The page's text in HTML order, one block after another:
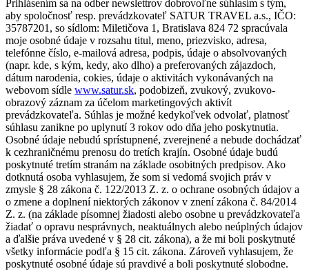
Prihlásením sa na odber newslettrov dobrovoľne súhlasím s tým,
aby spoločnosť resp. prevádzkovateľ SATUR TRAVEL a.s., IČO:
35787201, so sídlom: Miletičova 1, Bratislava 824 72 spracúvala
moje osobné údaje v rozsahu titul, meno, priezvisko, adresa,
telefónne číslo, e-mailová adresa, podpis, údaje o absolvovaných
(napr. kde, s kým, kedy, ako dlho) a preferovaných zájazdoch,
dátum narodenia, cokies, údaje o aktivitách vykonávaných na
webovom sídle www.satur.sk, podobizeň, zvukový, zvukovo-
obrazový záznam za účelom marketingových aktivít
prevádzkovateľa. Súhlas je možné kedykoľvek odvolať, platnosť
súhlasu zanikne po uplynutí 3 rokov odo dňa jeho poskytnutia.
Osobné údaje nebudú sprístupnené, zverejnené a nebude dochádzať
k cezhraničnému prenosu do tretích krajín. Osobné údaje budú
poskytnuté tretím stranám na základe osobitných predpisov. Ako
dotknutá osoba vyhlasujem, že som si vedomá svojich práv v
zmysle § 28 zákona č. 122/2013 Z. z. o ochrane osobných údajov a
o zmene a doplnení niektorých zákonov v znení zákona č. 84/2014
Z. z. (na základe písomnej žiadosti alebo osobne u prevádzkovateľa
žiadať o opravu nesprávnych, neaktuálnych alebo neúplných údajov
a ďalšie práva uvedené v § 28 cit. zákona), a že mi boli poskytnuté
všetky informácie podľa § 15 cit. zákona. Zároveň vyhlasujem, že
poskytnuté osobné údaje sú pravdivé a boli poskytnuté slobodne.